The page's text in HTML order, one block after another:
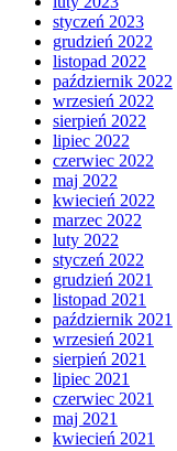
styczeń 2023
grudzień 2022
listopad 2022
październik 2022
wrzesień 2022
sierpień 2022
lipiec 2022
czerwiec 2022
maj 2022
kwiecień 2022
marzec 2022
luty 2022
styczeń 2022
grudzień 2021
listopad 2021
październik 2021
wrzesień 2021
sierpień 2021
lipiec 2021
czerwiec 2021
maj 2021
kwiecień 2021